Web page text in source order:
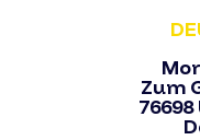
Zum